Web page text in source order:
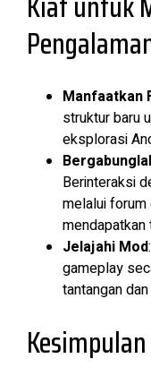
Manfaatkan
struktur baru
eksplorasi
Berinteraksi
melalui
mendapatkan
Jelajahi Mod
gameplay
tantangan
Kesimpulan